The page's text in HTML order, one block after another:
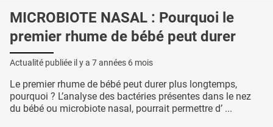
MICROBIOTE NASAL : Pourquoi le
premier rhume de bébé peut durer
Actualité publiée il y a 7 années 6 mois
Le premier rhume de bébé peut durer plus longtemps,
pourquoi ? L’analyse des bactéries présentes dans le nez
du bébé ou microbiote nasal, pourrait permettre d’ ...